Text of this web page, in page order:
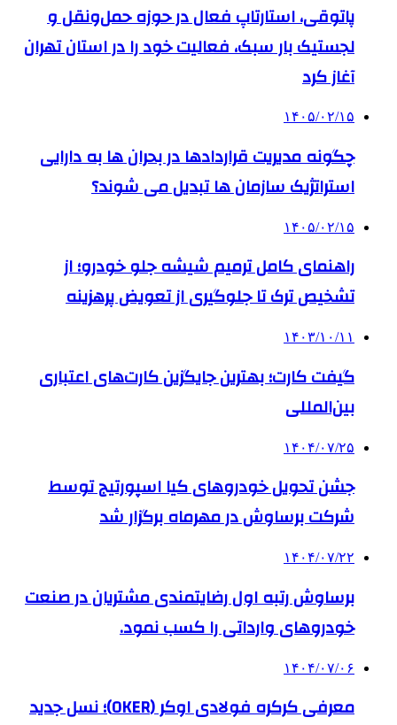
پاتوقی، استارتاپ فعال در حوزه حمل‌ونقل و
لجستیک بار سبک، فعالیت خود را در استان تهران
آغاز کرد
۱۴۰۵/۰۲/۱۵
چگونه مدیریت قراردادها در بحران ها به دارایی
استراتژیک سازمان ها تبدیل می شوند؟
۱۴۰۵/۰۲/۱۵
راهنمای کامل ترمیم شیشه جلو خودرو؛ از
تشخیص ترک تا جلوگیری از تعویض پرهزینه
۱۴۰۳/۱۰/۱۱
گیفت کارت؛ بهترین جایگزین کارت‌های اعتباری
بین‌المللی
۱۴۰۴/۰۷/۲۵
جشن تحویل خودروهای کیا اسپورتیج توسط
شرکت برساوش در مهرماه برگزار شد
۱۴۰۴/۰۷/۲۲
برساوش رتبه اول رضایتمندی مشتریان در صنعت
خودروهای وارداتی را کسب نمود.
۱۴۰۴/۰۷/۰۶
معرفی کرکره فولادی اوکر (OKER)؛ نسل جدید